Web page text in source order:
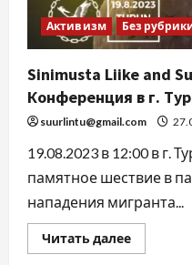
Активизм Без
Sinimusta Liike and
Конференция в г.
suurlintu@gmail.com
19.08.2023 в 12:00 в г.
памятное шествие в
нападения мигранта...
Читать далее